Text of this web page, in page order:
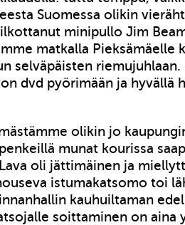
Suomessa olikin
minipullo Jim
matkalla Pieksämäelle
selväpäisten riemujuhlaan.
dvd pyörimään ja hyvällä
olikin jo
munat kourissa
oli jättimäinen ja
istumakatsomo toi
kauhuiltaman
soittaminen on aina